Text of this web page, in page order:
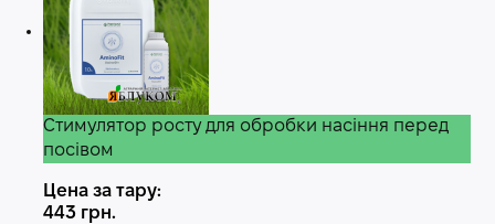
Стимулятор росту для обробки насіння перед
посівом
Цена за тару:
443 грн.